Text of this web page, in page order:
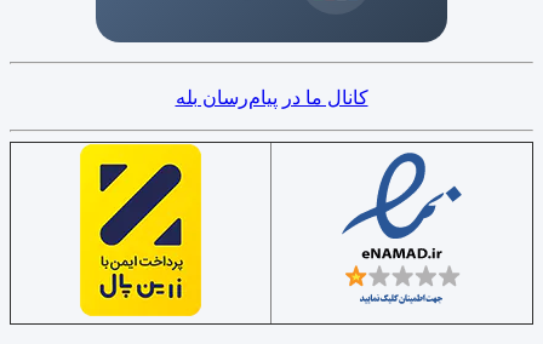
کانال ما در پیام‌رسان بله